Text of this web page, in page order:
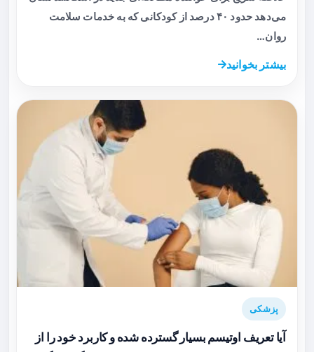
می‌دهد حدود ۴۰ درصد از کودکانی که به خدمات سلامت
روان…
بیشتر بخوانید
پزشکی
آیا تعریف اوتیسم بسیار گسترده شده و کاربرد خود را از